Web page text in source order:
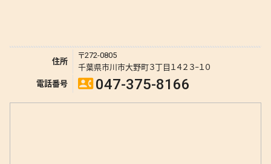
住所
〒272-0805
千葉県市川市大野町３丁目１４２３−１０
電話番号
contact_phone 047-375-8166